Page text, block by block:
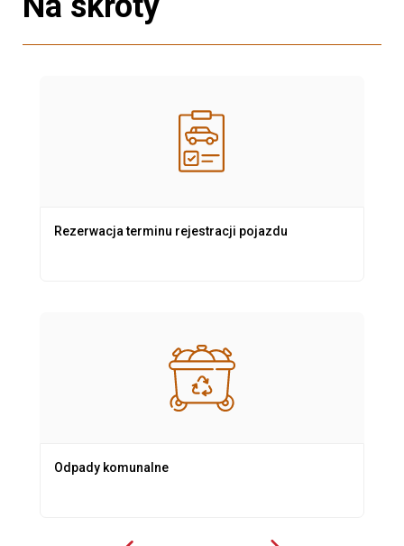
Rezerwacja terminu rejestracji pojazdu
Odpady komunalne